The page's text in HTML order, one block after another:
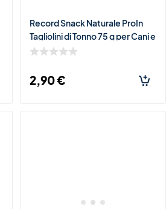
Record Snack Naturale ProIn
Tagliolini di Tonno 75 g per Cani e
Gatti – Snack Morbido Ricco di
2,90€